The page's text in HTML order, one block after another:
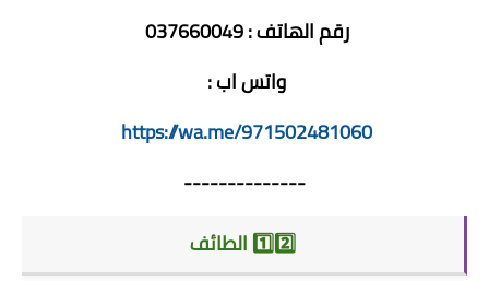
رقم الهاتف : 037660049
واتس اب :
https://wa.me/971502481060
--------------
1️⃣2️⃣ الطائف